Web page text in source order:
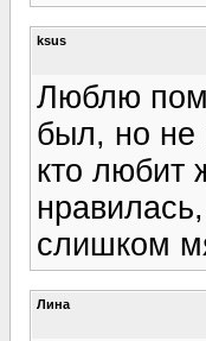
ksus
Люблю
был, но не
кто любит
слишком
Лина